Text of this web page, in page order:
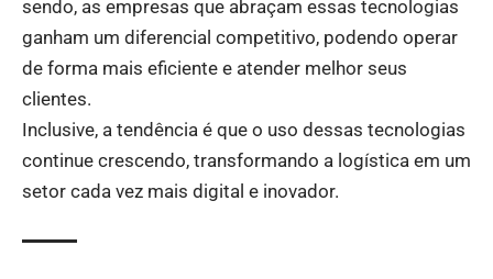
sendo, as empresas que abraçam essas tecnologias
ganham um diferencial competitivo, podendo operar
de forma mais eficiente e atender melhor seus
clientes.
Inclusive, a tendência é que o uso dessas tecnologias
continue crescendo, transformando a logística em um
setor cada vez mais digital e inovador.